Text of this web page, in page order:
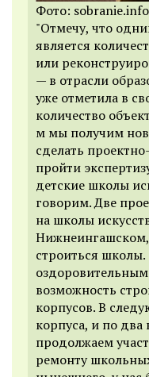
Фото: sobranie.info
"Отмечу, что
является
или
— в отрасли
уже отметила в
количество
м мы получим
сделать
пройти
детские школы
говорим. Две
на школы
Нижнеингашском,
строиться
возможность
корпусов. В
корпуса, и по
продолжаем
ремонту